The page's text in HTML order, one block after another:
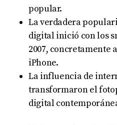
popular.
La verdadera
digital inició con los
2007,
iPhone.
La influencia de
transformaron el
digital